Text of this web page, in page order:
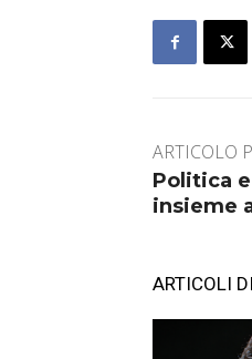
ARTICOLO
Politica
insieme
ARTICOLI